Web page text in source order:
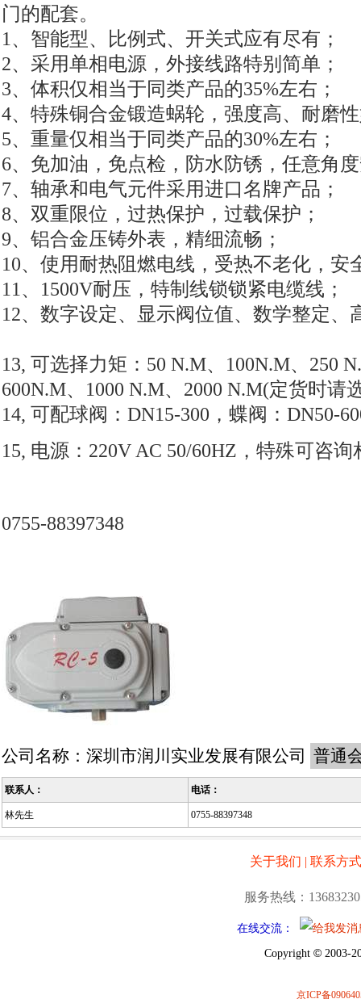
门的配套。
1 、智能型、比例式、开关式应有尽有；
2、采用单相电源，外接线路特别简单；
3、体积仅相当于同类产品的35%左右；
4、特殊铜合金锻造蜗轮，强度高、耐磨
5、重量仅相当于同类产品的30%左右；
6、免加油，免点检，防水防锈，任意角
7、轴承和电气元件采用进口名牌产品；
8、双重限位，过热保护，过载保护；
9、铝合金压铸外表，精细流畅；
10、使用耐热阻燃电线，受热不老化，安
11 、 1500V耐压，特制线锁锁紧电缆线；
12、数字设定、显示阀位值、数学整定、
13, 可选择力矩： 50 N.M、 100N.M、 250
600N.M、 1000 N.M、 2000 N.M(定货时请
14, 可配球阀： DN15-300 ，蝶阀： DN50-
15, 电源： 220V AC 50/60HZ ，特殊可咨
0755-88397348
公司名称： 深圳市润川实业发展有限公司 普通
联系人： 电话：
林先生 0755-88397348
关于我们 | 联系方式
服务热线：
在线交流：
Copyright © 2003-
京ICP备